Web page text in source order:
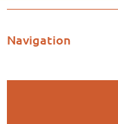
Navigation